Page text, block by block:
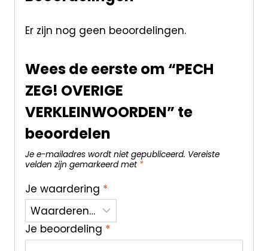
Er zijn nog geen beoordelingen.
Wees de eerste om “PECH
ZEG! OVERIGE
VERKLEINWOORDEN” te
beoordelen
Je e-mailadres wordt niet gepubliceerd. Vereiste
velden zijn gemarkeerd met *
Je waardering *
Je beoordeling *